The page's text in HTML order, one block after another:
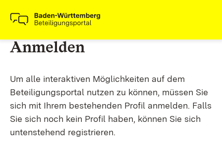
Anmelden
Um alle interaktiven Möglichkeiten auf dem
Beteiligungsportal nutzen zu können, müssen Sie
sich mit Ihrem bestehenden Profil anmelden. Falls
Sie sich noch kein Profil haben, können Sie sich
untenstehend registrieren.